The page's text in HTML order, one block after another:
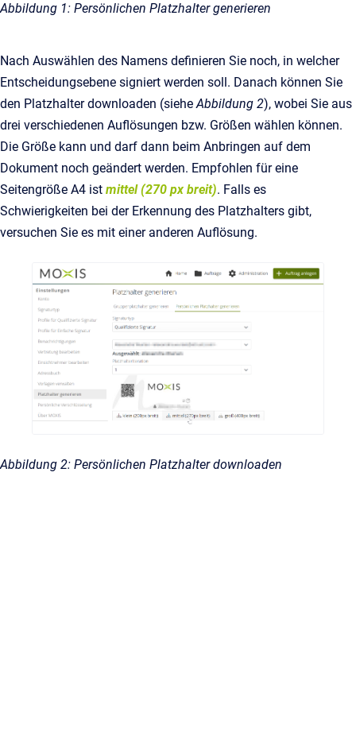
Abbildung 1: Persönlichen Platzhalter generieren
Nach Auswählen des Namens definieren Sie noch, in welcher
Entscheidungsebene signiert werden soll. Danach können Sie
den Platzhalter downloaden (sieheAbbildung 2), wobei Sie aus
drei verschiedenen Auflösungen bzw. Größen wählen können.
Die Größe kann und darf dann beim Anbringen auf dem
Dokument noch geändert werden. Empfohlen für eine
Seitengröße A4 ist mittel (270 px breit). Falls es
Schwierigkeiten bei der Erkennung des Platzhalters gibt,
versuchen Sie es mit einer anderen Auflösung.
Abbildung 2: Persönlichen Platzhalter downloaden